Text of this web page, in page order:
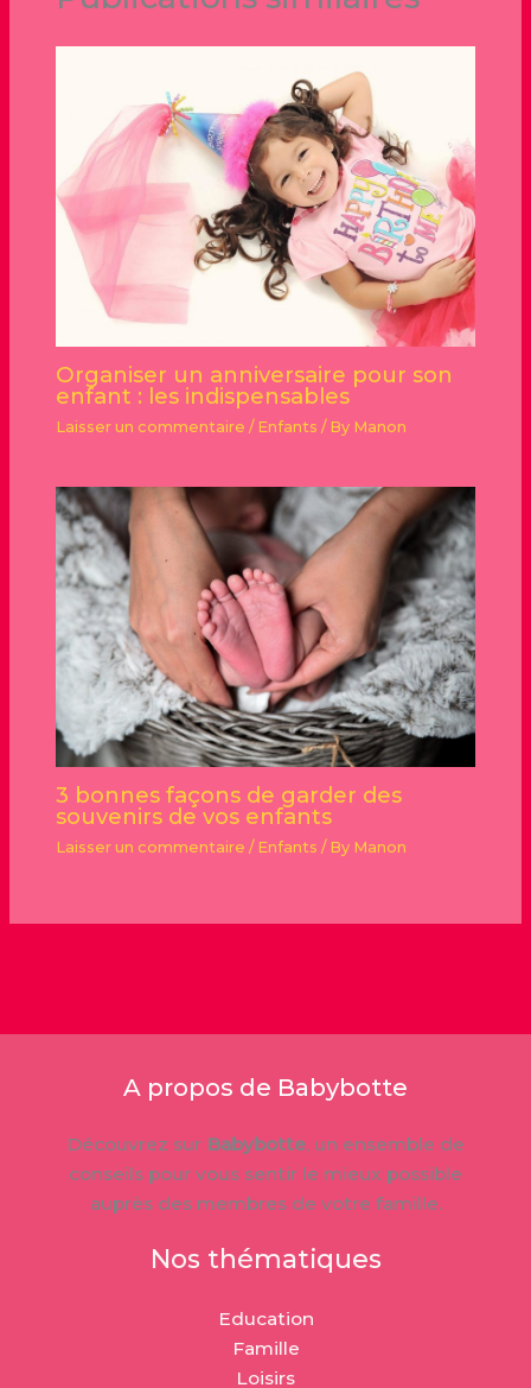
Organiser un anniversaire pour son
enfant : les indispensables
Laisser un commentaire / Enfants / By Manon
3 bonnes façons de garder des
souvenirs de vos enfants
Laisser un commentaire / Enfants / By Manon
A propos de Babybotte
Découvrez sur Babybotte, un ensemble de
conseils pour vous sentir le mieux possible
auprès des membres de votre famille.
Nos thématiques
Education
Famille
Loisirs